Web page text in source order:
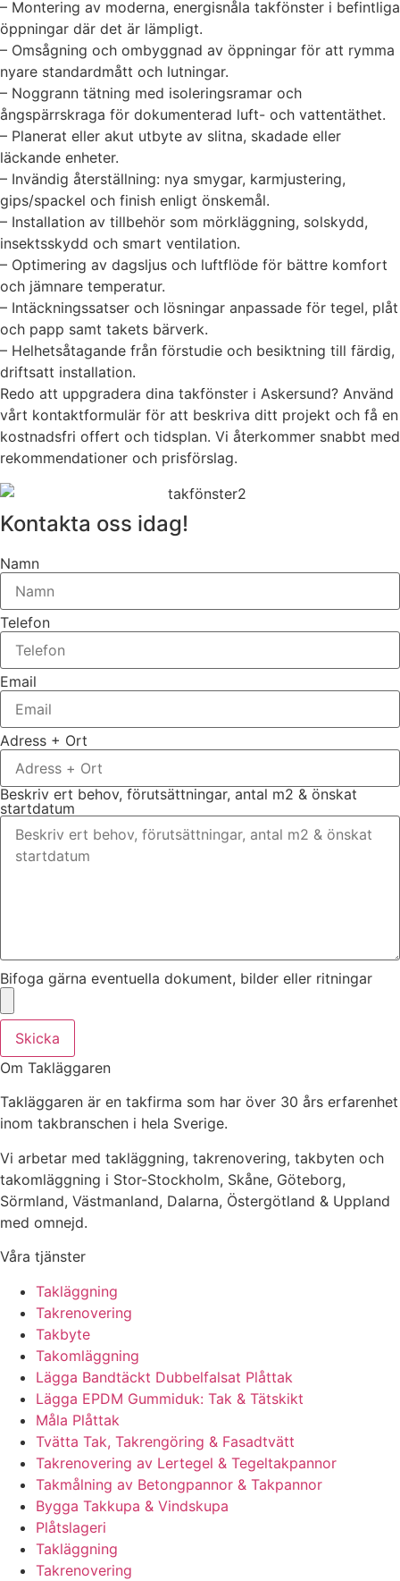
– Montering av moderna, energisnåla takfönster i befintliga
öppningar där det är lämpligt.
– Omsågning och ombyggnad av öppningar för att rymma
nyare standardmått och lutningar.
– Noggrann tätning med isoleringsramar och
ångspärrskraga för dokumenterad luft- och vattentäthet.
– Planerat eller akut utbyte av slitna, skadade eller
läckande enheter.
– Invändig återställning: nya smygar, karmjustering,
gips/spackel och finish enligt önskemål.
– Installation av tillbehör som mörkläggning, solskydd,
insektsskydd och smart ventilation.
– Optimering av dagsljus och luftflöde för bättre komfort
och jämnare temperatur.
– Intäckningssatser och lösningar anpassade för tegel, plåt
och papp samt takets bärverk.
– Helhetsåtagande från förstudie och besiktning till färdig,
driftsatt installation.
Redo att uppgradera dina takfönster i Askersund? Använd
vårt kontaktformulär för att beskriva ditt projekt och få en
kostnadsfri offert och tidsplan. Vi återkommer snabbt med
rekommendationer och prisförslag.
Kontakta oss idag!
Namn
Telefon
Email
Adress + Ort
Beskriv ert behov, förutsättningar, antal m2 & önskat
startdatum
Bifoga gärna eventuella dokument, bilder eller ritningar
Skicka
Om Takläggaren
Takläggaren är en takfirma som har över 30 års erfarenhet
inom takbranschen i hela Sverige.
Vi arbetar med takläggning, takrenovering, takbyten och
takomläggning i Stor-Stockholm, Skåne, Göteborg,
Sörmland, Västmanland, Dalarna, Östergötland & Uppland
med omnejd.
Våra tjänster
Takläggning
Takrenovering
Takbyte
Takomläggning
Lägga Bandtäckt Dubbelfalsat Plåttak
Lägga EPDM Gummiduk: Tak & Tätskikt
Måla Plåttak
Tvätta Tak, Takrengöring & Fasadtvätt
Takrenovering av Lertegel & Tegeltakpannor
Takmålning av Betongpannor & Takpannor
Bygga Takkupa & Vindskupa
Plåtslageri
Takläggning
Takrenovering